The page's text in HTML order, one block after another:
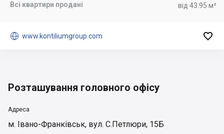
від 43.95 м²
Всі квартири продані
 www.kontiliumgroup.com 
Розташування головного офісу
Адреса
м. Івано-Франківськ, вул. С.Петлюри, 15Б